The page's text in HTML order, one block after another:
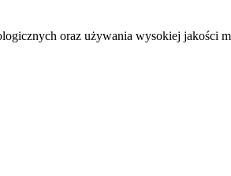
oraz używania wysokiej jakości